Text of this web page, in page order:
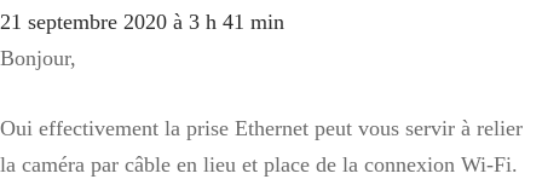
21 septembre 2020 à 3 h 41 min
Bonjour,
Oui effectivement la prise Ethernet peut vous servir à relier
la caméra par câble en lieu et place de la connexion Wi-Fi.